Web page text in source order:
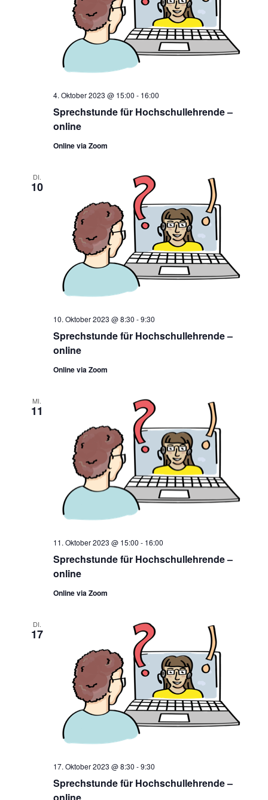
Sprechstunde für Hochschullehrende –
online
4. Oktober 2023 @ 15:00 - 16:00
Online via Zoom
DI.
10
Sprechstunde für Hochschullehrende –
online
10. Oktober 2023 @ 8:30 -9:30
Online via Zoom
MI.
11
Sprechstunde für Hochschullehrende –
online
11. Oktober 2023 @ 15:00 - 16:00
Online via Zoom
DI.
17
Sprechstunde für Hochschullehrende –
17. Oktober 2023 @ 8:30 -9:30